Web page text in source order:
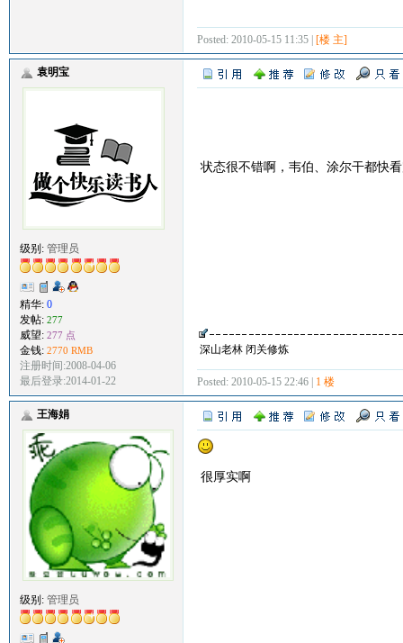
Posted: 2010-05-15 11:35 | [楼 主]
袁明宝
级别: 管理员
精华: 0
发帖: 277
威望: 277 点
金钱: 2770 RMB
注册时间:2008-04-06
最后登录:2014-01-22
状态很不错啊，韦伯、涂尔干都快
深山老林 闭关修炼
Posted: 2010-05-15 22:46 | 1 楼
王海娟
级别: 管理员
很厚实啊